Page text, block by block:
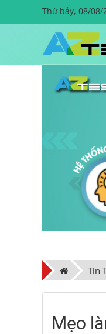
Thứ bảy, 08/08/
Tin
Mẹo